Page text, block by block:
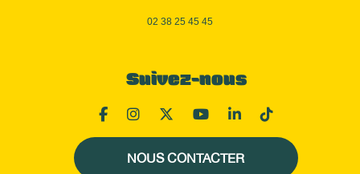
02 38 25 45 45
Suivez-nous
NOUS CONTACTER